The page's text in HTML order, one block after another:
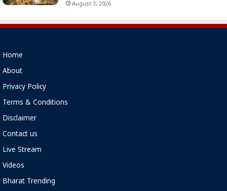
August 3, 2026
Home
About
Privacy Policy
Terms & Conditions
Disclaimer
Contact us
Live Stream
Videos
Bharat Trending